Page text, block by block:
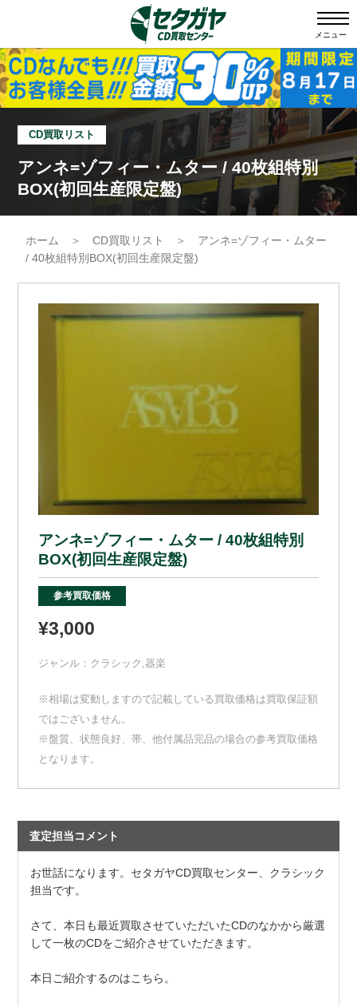
メニュー
CD買取リスト
アンネ=ゾフィー・ムター / 40枚組特別
BOX(初回生産限定盤)
ホーム ＞ CD買取リスト ＞
アンネ=ゾフィー・ムター
/ 40枚組特別BOX(初回生産限定盤)
アンネ=ゾフィー・ムター / 40枚組特別
BOX(初回生産限定盤)
参考買取価格
¥3,000
ジャンル： クラシック ,器楽
※相場は変動しますので記載している買取価格は買取保証額
ではございません。
※盤質、状態良好、帯、他付属品完品の場合の参考買取価格
となります。
査定担当コメント
お世話になります。セタガヤCD買取センター、クラシック
担当です。
さて、本日も最近買取させていただいたCDのなかから厳選
して一枚のCDをご紹介させていただきます。
本日ご紹介するのはこちら。